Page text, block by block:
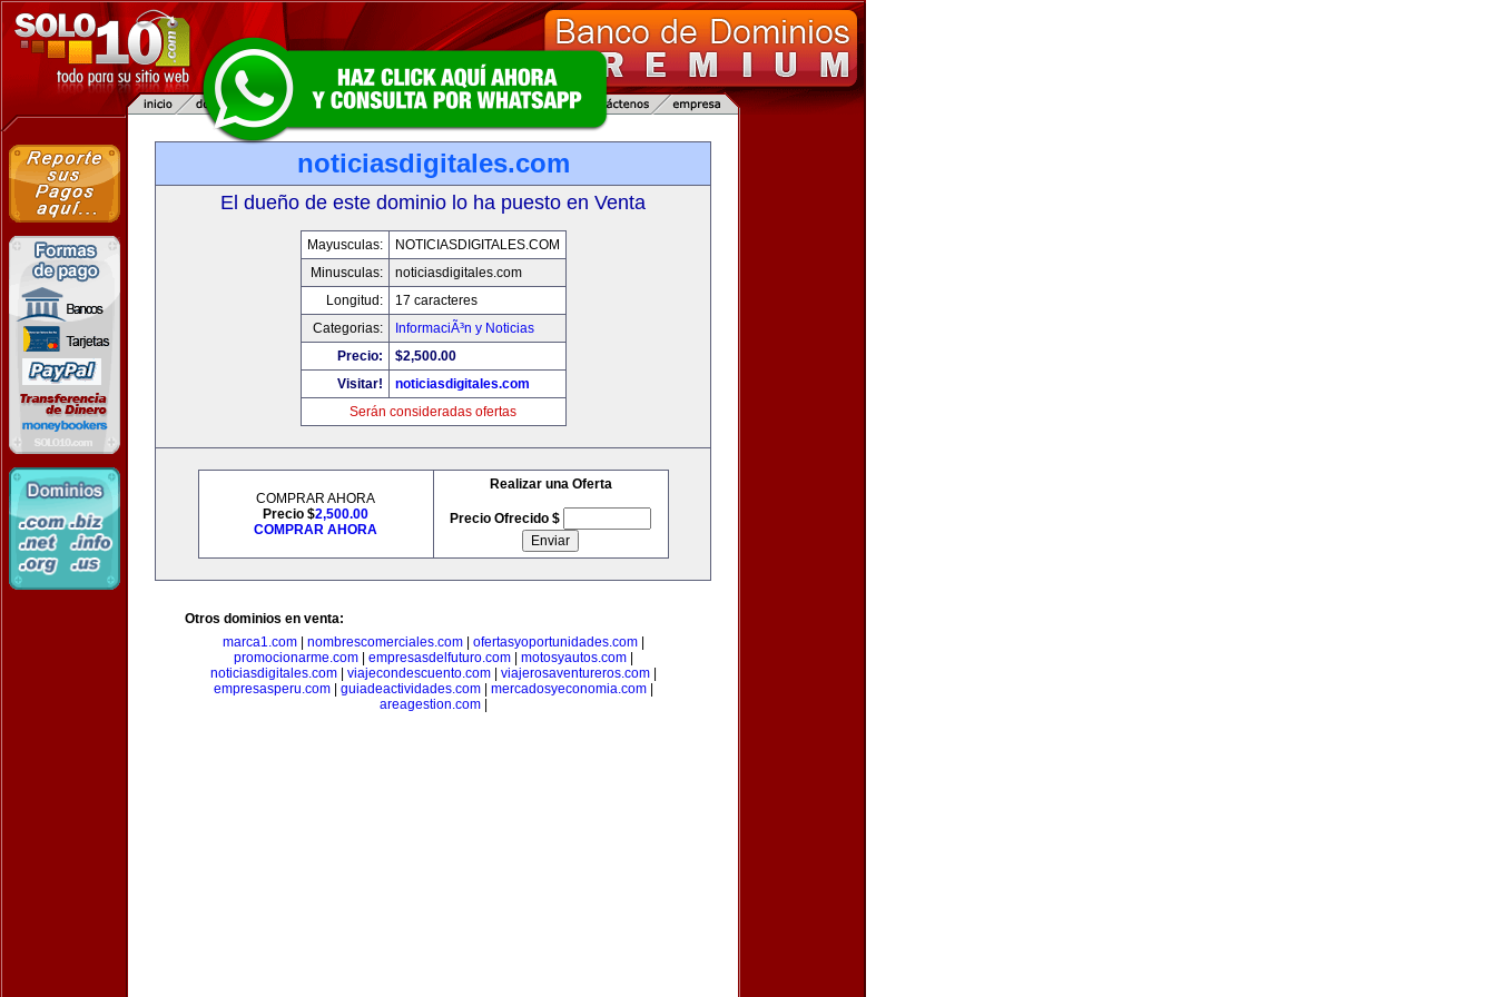
noticiasdigitales.com
El dueño de este dominio lo ha puesto en Venta
Mayusculas:
NOTICIASDIGITALES.COM
Minusculas:
noticiasdigitales.com
Longitud:
17 caracteres
Categorias:
InformaciÃ³n y Noticias
Precio:
$2,500.00
Visitar!
noticiasdigitales.com
Serán consideradas ofertas
COMPRAR AHORA
Precio $2,500.00
COMPRAR AHORA
Realizar una Oferta
Precio Ofrecido $
Otros dominios en venta:
marca1.com| nombrescomerciales.com| ofertasyoportunidades.com|
promocionarme.com| empresasdelfuturo.com| motosyautos.com|
noticiasdigitales.com| viajecondescuento.com| viajerosaventureros.com|
empresasperu.com| guiadeactividades.com| mercadosyeconomia.com|
areagestion.com|